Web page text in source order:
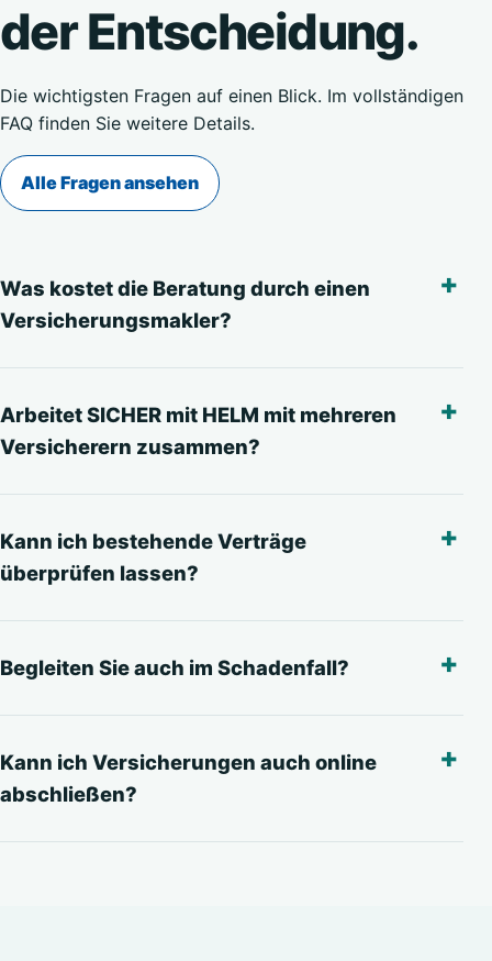
der Entscheidung.
Die wichtigsten Fragen auf einen Blick. Im vollständigen
FAQ finden Sie weitere Details.
Alle Fragen ansehen
Was kostet die Beratung durch einen
Versicherungsmakler?
Arbeitet SICHER mit HELM mit mehreren
Versicherern zusammen?
Kann ich bestehende Verträge
überprüfen lassen?
Begleiten Sie auch im Schadenfall?
Kann ich Versicherungen auch online
abschließen?